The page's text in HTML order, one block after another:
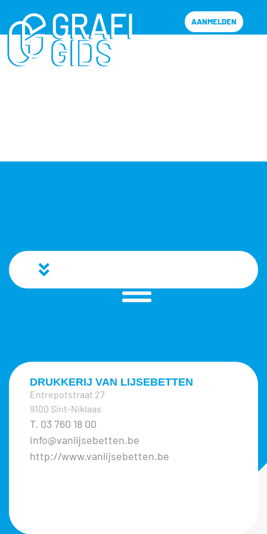
AANMELDEN
DRUKKERIJ VAN LIJSEBETTEN
Entrepotstraat 27
9100 Sint-Niklaas
T. 03 760 18 00
info@vanlijsebetten.be
http://www.vanlijsebetten.be